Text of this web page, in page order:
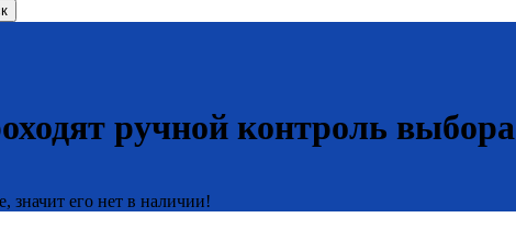
ручной контроль выбора
значит его нет в наличии!